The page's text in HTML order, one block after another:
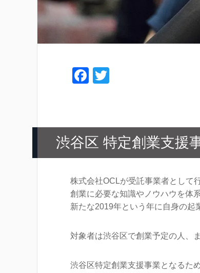
F
e
b
o
o
k
er
渋谷区 特定創業支援
株式会社OCLが受託事業者として
創業に必要な知識やノウハウを体
新たな2019年という年に自身の起
対象者は渋谷区で創業予定の人、
渋谷区特定創業支援事業となるた